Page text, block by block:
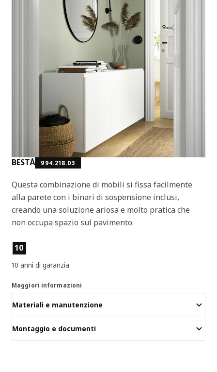
BESTÅ 994.218.03
Questa combinazione di mobili si fissa facilmente
alla parete con i binari di sospensione inclusi,
creando una soluzione ariosa e molto pratica che
non occupa spazio sul pavimento.
Caratteristiche del prodotto
10
10 anni di garanzia
Maggiori informazioni
Materiali e manutenzione
Montaggio e documenti